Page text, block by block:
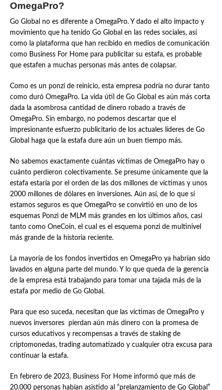
OmegaPro?
Go Global no es diferente a OmegaPro. Y dado el alto impacto y
movimiento que ha tenido Go Global en las redes sociales, así
como la plataforma que han recibido en medios de comunicación
como Business For Home para publicitar su estafa, es probable
que estafen a muchas personas más antes de colapsar.
Como es un ponzi de reinicio, esta empresa podría no durar tanto
como duró OmegaPro. La vida útil de Go Global es aún más corta
dada la asombrosa cantidad de dinero robado a través de
OmegaPro. Sin embargo, no podemos descartar que el
impresionante esfuerzo publicitario de los actuales líderes de Go
Global haga que la estafa dure aún un buen tiempo más.
No sabemos exactamente cuántas víctimas de OmegaPro hay o
cuánto perdieron colectivamente. Se presume únicamente que la
estafa estaría por el orden de las dos millones de víctimas y unos
2000 millones de dólares en inversiones. Aún así, de lo que sí
estamos seguros es que OmegaPro se convirtió en uno de los
esquemas Ponzi de MLM más grandes en los últimos años, casi
tanto como OneCoin, el cual es el esquema ponzi de multinivel
más grande de la historia reciente.
La mayoría de los fondos invertidos en OmegaPro ya habrían sido
lavados en alguna parte del mundo. Y lo que queda de la gerencia
de la empresa está trabajando para tomar una tajada más de la
estafa por medio de Go Global.
Para que eso suceda, necesitan que las víctimas de OmegaPro y
nuevos inversores pierdan aún más dinero con la promesa de
cursos educativos y recompensas a través de staking de
criptomonedas, trading automatizado y cualquier otra excusa para
continuar la estafa.
En febrero de 2023, Business For Home informó que más de
20.000 personas habían asistido al “prelanzamiento de Go Global”